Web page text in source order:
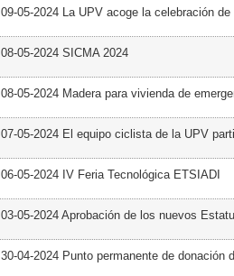
09-05-2024 La UPV acoge la celebración
08-05-2024 SICMA 2024
08-05-2024 Madera para vivienda de
07-05-2024 El equipo ciclista de la UPV
06-05-2024 IV Feria Tecnológica ETSIADI
03-05-2024 Aprobación de los nuevos
30-04-2024 Punto permanente de donación